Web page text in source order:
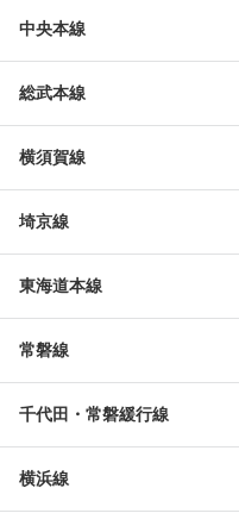
中央本線
総武本線
横須賀線
埼京線
東海道本線
常磐線
千代田・常磐緩行線
横浜線